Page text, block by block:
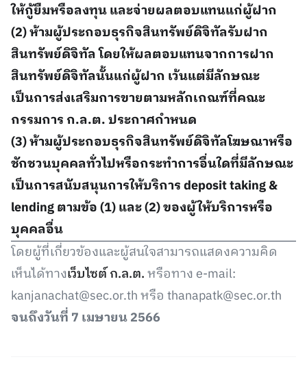
ให้กู้ยืมหรือลงทุน และจ่ายผลตอบแทนแก่ผู้ฝาก
(2) ห้ามผู้ประกอบธุรกิจสินทรัพย์ดิจิทัลรับฝาก
สินทรัพย์ดิจิทัล โดยให้ผลตอบแทนจากการฝาก
สินทรัพย์ดิจิทัลนั้นแก่ผู้ฝาก เว้นแต่มีลักษณะ
เป็นการส่งเสริมการขายตามหลักเกณฑ์ที่คณะ
กรรมการ ก.ล.ต. ประกาศกำหนด
(3) ห้ามผู้ประกอบธุรกิจสินทรัพย์ดิจิทัลโฆษณาหรือ
ชักชวนบุคคลทั่วไปหรือกระทำการอื่นใดที่มีลักษณะ
เป็นการสนับสนุนการให้บริการ deposit taking &
lending ตามข้อ (1) และ (2) ของผู้ให้บริการหรือ
บุคคลอื่น
โดยผู้ที่เกี่ยวข้องและผู้สนใจสามารถแสดงความคิด
เห็นได้ทางเว็บไซต์ ก.ล.ต.หรือทาง e-mail:
kanjanachat@sec.or.th หรือ thanapatk@sec.or.th
จนถึงวันที่ 7 เมษายน 2566